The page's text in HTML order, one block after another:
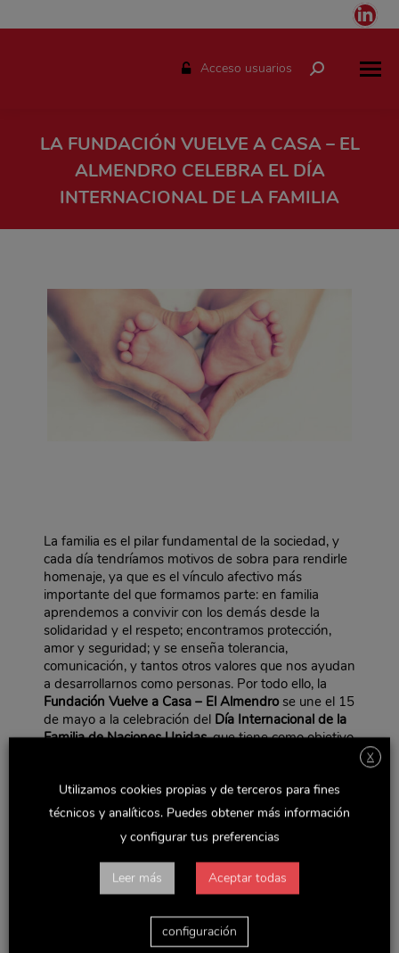
Acceso usuarios Buscar:
LA FUNDACIÓN VUELVE A CASA – EL
ALMENDRO CELEBRA EL DÍA
INTERNACIONAL DE LA FAMILIA
La familia es el pilar fundamental de la sociedad, y
cada día tendríamos motivos de sobra para rendirle
homenaje, ya que es el vínculo afectivo más
importante del que formamos parte: en familia
aprendemos a convivir con los demás desde la
solidaridad y el respeto; encontramos protección,
amor y seguridad; y se enseña tolerancia,
comunicación, y tantos otros valores que nos ayudan
a desarrollarnos como personas. Por todo ello, la
Fundación Vuelve a Casa – El Almendrose une el 15
de mayo a la celebración del Día Internacional de la
Familia de Naciones Unidas,que tiene como objetivo
¿Y quiénes valoran más la importancia de la familia?
Sin duda, aquellos que la tienen más lejos o se han
visto obligados a separarse de ella. Según el Informe
en el extranjero?”, realizado porla Fundación Vuelve
la familia es lo que más se
de los encuestados. Además,
este Informe revela que las mujeres y los jóvenes
X
Utilizamos cookies propias y de terceros para fines
técnicos y analíticos. Puedes obtener más información
y configurar tus preferencias
Leer más Aceptar todas
configuración